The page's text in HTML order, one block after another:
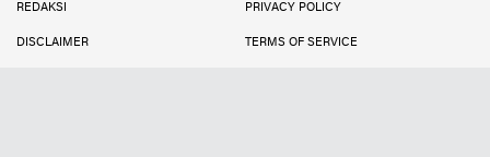
REDAKSI PRIVACY POLICY
DISCLAIMER TERMS OF SERVICE